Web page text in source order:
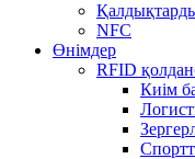
NFC
Өнімдер
RFID
Киім